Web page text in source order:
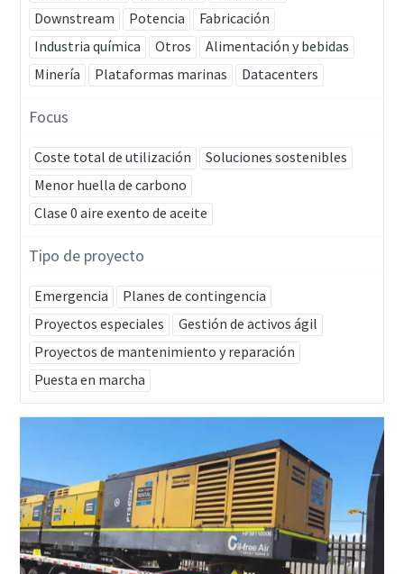
Downstream
Potencia
Fabricación
Industria química
Otros
Alimentación y bebidas
Minería
Plataformas marinas Datacenters
Focus
Coste total de utilización
Soluciones sostenibles
Menor huella de carbono
Clase 0 aire exento de aceite
Tipo de proyecto
Emergencia
Planes de contingencia
Proyectos especiales
Gestión de activos ágil
Proyectos de mantenimiento y reparación
Puesta en marcha